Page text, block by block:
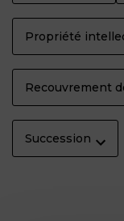
Propriété
Recouvrement
Succession